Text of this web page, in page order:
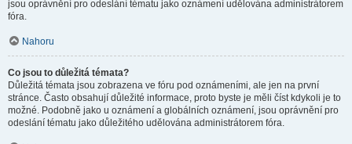
jsou oprávnění pro odeslání tématu jako oznámení udělována administrátorem
fóra.
Nahoru
Co jsou to důležitá témata?
Důležitá témata jsou zobrazena ve fóru pod oznámeními, ale jen na první
stránce. Často obsahují důležité informace, proto byste je měli číst kdykoli je to
možné. Podobně jako u oznámení a globálních oznámení, jsou oprávnění pro
odeslání tématu jako důležitého udělována administrátorem fóra.